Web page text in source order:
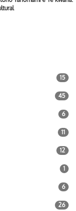
15
45
6
11
12
1
6
26